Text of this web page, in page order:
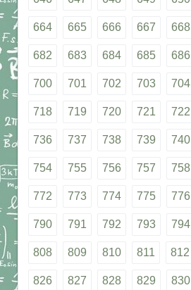
664 665 666 667 668
682 683 684 685 686
700 701 702 703 704
718 719 720 721 722
736 737 738 739 740
754 755 756 757 758
772 773 774 775 776
790 791 792 793 794
808 809 810 811 812
826 827 828 829 830